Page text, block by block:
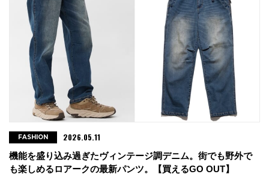
機能を盛り込み過ぎたヴィンテージ調デニム。街でも野外で
も楽しめるロアークの最新パンツ。【買えるGO OUT】
FASHION 2026.05.11